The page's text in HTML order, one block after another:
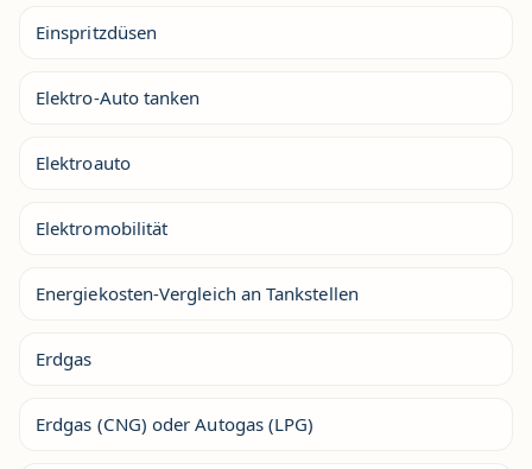
Einspritzdüsen
Elektro-Auto tanken
Elektroauto
Elektromobilität
Energiekosten-Vergleich an Tankstellen
Erdgas
Erdgas (CNG) oder Autogas (LPG)